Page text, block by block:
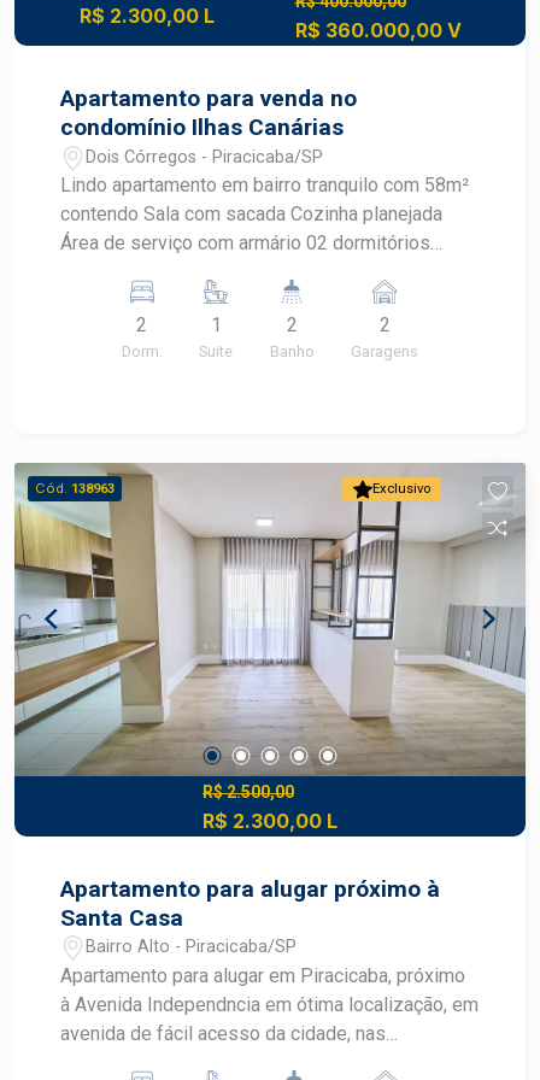
R$ 2.300,00 L
R$ 360.000,00 V
Apartamento para venda no
condomínio Ilhas Canárias
Dois Córregos - Piracicaba/SP
Lindo apartamento em bairro tranquilo com 58m²
contendo Sala com sacada Cozinha planejada
Área de serviço com armário 02 dormitórios
box 02 vagas de garagem.
2
Dorm.
1
Suite
2
Banho
2
Garagens
Exclusivo
Cód. 138963
R$ 2.500,00
R$ 2.300,00 L
Apartamento para alugar próximo à
Santa Casa
Bairro Alto - Piracicaba/SP
Apartamento para alugar em Piracicaba, próximo
à Avenida Independncia em ótima localização, em
avenida de fácil acesso da cidade, nas